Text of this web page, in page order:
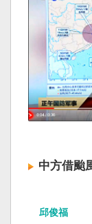
中方借颱
邱俊福